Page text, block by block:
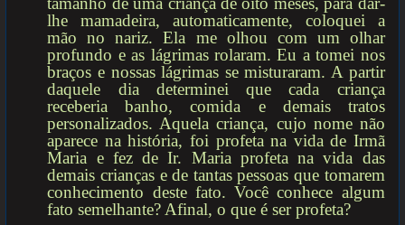
lhe mamadeira, automaticamente, coloquei a
mão no nariz. Ela me olhou com um olhar
profundo e as lágrimas rolaram. Eu a tomei nos
braços e nossas lágrimas se misturaram. A partir
daquele dia determinei que cada criança
receberia banho, comida e demais tratos
personalizados. Aquela criança, cujo nome não
aparece na história, foi profeta na vida de Irmã
Maria e fez de Ir. Maria profeta na vida das
demais crianças e de tantas pessoas que tomarem
conhecimento deste fato. Você conhece algum
fato semelhante? Afinal, o que é ser profeta?